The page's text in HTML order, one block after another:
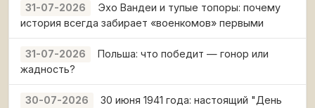
31-07-2026
Эхо Вандеи и тупые топоры: почему
история всегда забирает «военкомов» первыми
31-07-2026
Польша: что победит — гонор или
жадность?
30-07-2026
30 июня 1941 года: настоящий "День